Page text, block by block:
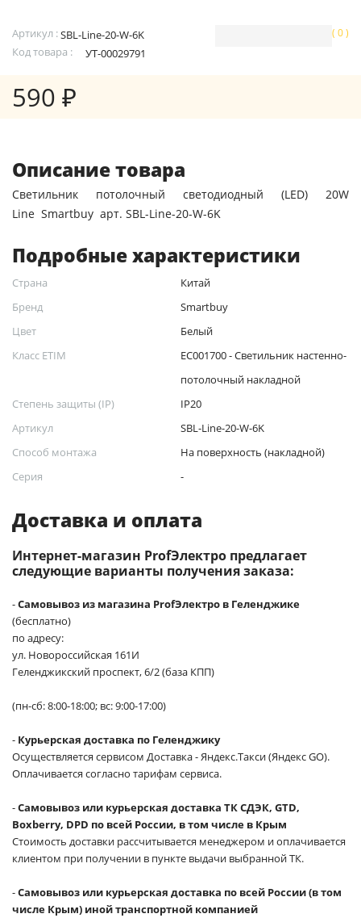
Артикул :SBL-Line-20-W-6K
Код товара :
УТ-00029791
( 0 )
590 ₽
Описание товара
Светильник потолочный светодиодный (LED) 20W
Line Smartbuy арт. SBL-Line-20-W-6K
Подробные характеристики
Страна
Китай
Бренд
Smartbuy
Цвет
Белый
Класс ETIM
EC001700 - Светильник настенно-
потолочный накладной
Степень защиты (IP)
IP20
Артикул
SBL-Line-20-W-6K
Способ монтажа
На поверхность (накладной)
Серия
-
Доставка и оплата
Интернет-магазин ProfЭлектро предлагает
следующие варианты получения заказа:
-Самовывоз из магазина ProfЭлектро в Геленджике
(бесплатно)
по адресу:
ул. Новороссийская 161И
Геленджикский проспект, 6/2 (база КПП)
(пн-сб: 8:00-18:00; вс: 9:00-17:00)
- Курьерская доставка по Геленджику
Осуществляется сервисом Доставка - Яндекс.Такси (Яндекс GO).
Оплачивается согласно тарифам сервиса.
-Самовывоз или курьерская доставка ТК СДЭК, GTD,
Boxberry, DPD по всей России, в том числе в Крым
Стоимость доставки рассчитывается менеджером и оплачивается
клиентом при получении в пункте выдачи выбранной ТК.
-Самовывоз или курьерская доставка по всей России (в том
числе Крым) иной транспортной компанией